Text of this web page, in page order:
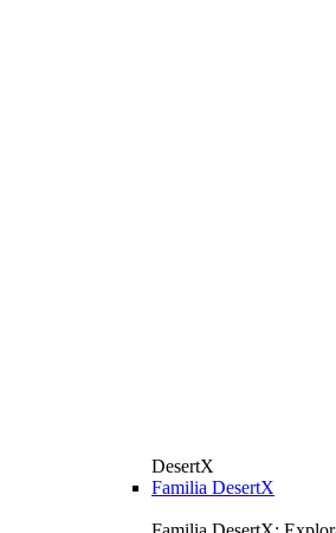
DesertX
Familia DesertX